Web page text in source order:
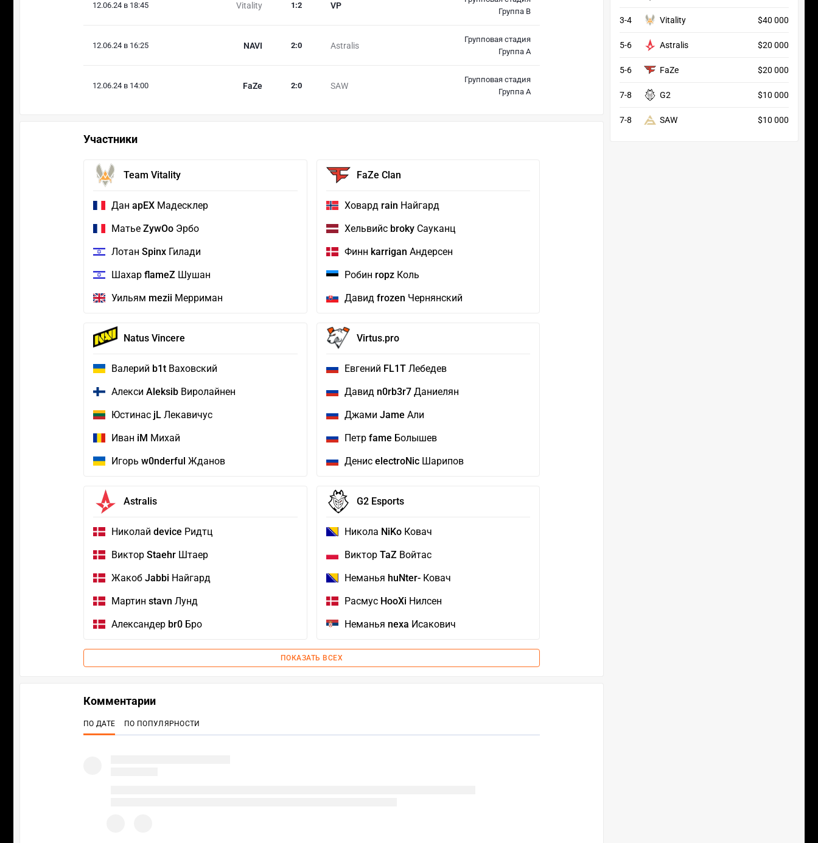
12.06.24 в 18:45 Vitality VP
1 :2
Группа B
12.06.24 в 16:25 NAVI Astralis
2:0
Групповая стадия
Группа А
12.06.24 в 14:00 FaZe SAW
2:0
Групповая стадия
Группа А
Участники
Team Vitality
Дан apEX Мадесклер
Матье ZywOo Эрбо
Лотан Spinx Гилади
Шахар flameZ Шушан
Уильям mezii Мерриман
FaZe Clan
Ховард rain Найгард
Хельвийс brokyСауканц
Финн karrigan Андерсен
Робин ropzКоль
Давид frozen Чернянский
Natus Vincere
Валерий b1t Ваховский
Алекси Aleksib Виролайнен
Юстинас jL Лекавичус
Иван iM Михай
Игорь w0nderful Жданов
Virtus.pro
Евгений FL1TЛебедев
Давид n0rb3r7Даниелян
Джами Jame Али
Петр fame Болышев
Денис electroNicШарипов
Astralis
Николай device Ридтц
Виктор Staehr Штаер
Жакоб Jabbi Найгард
Мартин stavn Лунд
Александер br0 Бро
G2 Esports
Никола NiKoКовач
Виктор TaZВойтас
Неманья huNter-Ковач
Расмус HooXi Нилсен
Неманья nexa Исакович
ПОКАЗАТЬ ВСЕХ
3-4 Vitality $40 000
5-6 Astralis $20 000
5-6 FaZe $20 000
7-8 G2 $10 000
7-8 SAW $10 000
Комментарии
ПО ДАТЕ ПО ПОПУЛЯРНОСТИ